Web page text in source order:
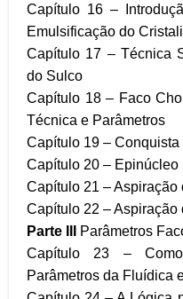
Capítulo 16 –
Emulsificação do
Capítulo 17 – Técnica
do Sulco
Capítulo 18 – Faco
Técnica e Parâmetros
Capítulo 19 –
Capítulo 20 – Epinúcleo
Capítulo 21 – Aspiração
Capítulo 22 – Aspiração
Parte III
Parâmetros
Capítulo 23 –
Parâmetros da Fluídica